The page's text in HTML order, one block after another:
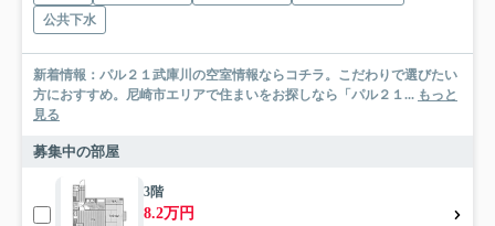
公共下水
新着情報：パル２１武庫川の空室情報ならコチラ。こだわりで選びたい
方におすすめ。尼崎市エリアで住まいをお探しなら「パル２１... もっと
見る
募集中の部屋
3階
8.2万円